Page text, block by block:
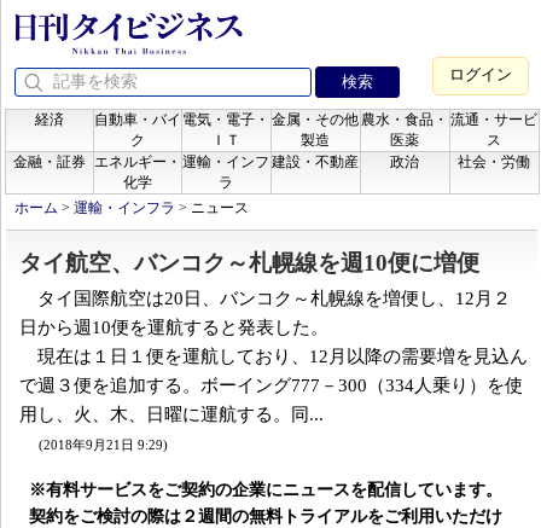
ログイン
経済
自動車・バイ
ク
電気・電子・
ＩＴ
金属・その他
製造
農水・食品・
医薬
流通・サービ
ス
金融・証券
エネルギー・
化学
運輸・インフ
ラ
建設・不動産 政治 社会・労働
ホーム > 運輸・インフラ > ニュース
タイ航空、バンコク～札幌線を週10便に増便
タイ国際航空は20日、バンコク～札幌線を増便し、12月２
日から週10便を運航すると発表した。
現在は１日１便を運航しており、12月以降の需要増を見込ん
で週３便を追加する。ボーイング777－300（334人乗り）を使
用し、火、木、日曜に運航する。同...
(2018年9月21日 9:29)
※有料サービスをご契約の企業にニュースを配信しています。
契約をご検討の際は２週間の無料トライアルをご利用いただけ